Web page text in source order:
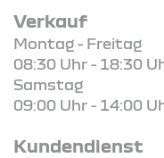
Verkauf
Montag - Freitag
08:30 Uhr - 18:30
Samstag
09:00 Uhr - 14:00
Kundendienst